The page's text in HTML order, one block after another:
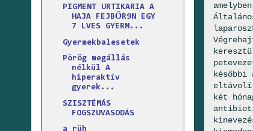
két
PIGMENT URTIKARIA A
HAJA FEJBŐR9N EGY
7 LVES GYERM...
Gyermekbalesetek
Pörög megállás
nélkül A
hiperaktív
gyerek...
SZISZTÉMÁS
FOGSZUVASODÁS